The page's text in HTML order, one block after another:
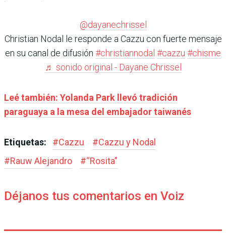
@dayanechrissel
Christian Nodal le responde a Cazzu con fuerte mensaje
en su canal de difusión #christiannodal #cazzu #chisme
♬ sonido original - Dayane Chrissel
Leé también: Yolanda Park llevó tradición
paraguaya a la mesa del embajador taiwanés
Etiquetas: #Cazzu #Cazzu y Nodal
#Rauw Alejandro #“Rosita”
Déjanos tus comentarios en Voiz